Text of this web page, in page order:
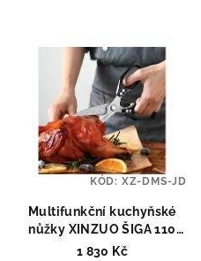
Multifunkční kuchyňské
nůžky XINZUO ŠIGA 110
vrstev damaškové oceli
1 830 Kč
KÓD: XZ-DMS-JD